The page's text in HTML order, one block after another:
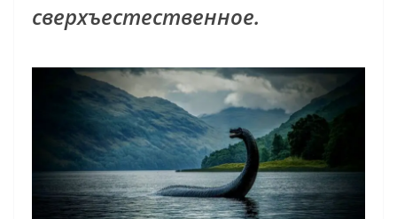
сверхъестественное.